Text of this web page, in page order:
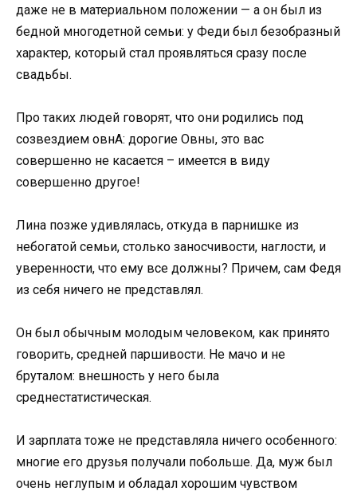
даже не в материальном положении — а он был из
бедной многодетной семьи: у Феди был безобразный
характер, который стал проявляться сразу после
свадьбы.
Про таких людей говорят, что они родились под
созвездием овнА: дорогие Овны, это вас
совершенно не касается – имеется в виду
совершенно другое!
Лина позже удивлялась, откуда в парнишке из
небогатой семьи, столько заносчивости, наглости, и
уверенности, что ему все должны? Причем, сам Федя
из себя ничего не представлял.
Он был обычным молодым человеком, как принято
говорить, средней паршивости. Не мачо и не
бруталом: внешность у него была
среднестатистическая.
И зарплата тоже не представляла ничего особенного:
многие его друзья получали побольше. Да, муж был
очень неглупым и обладал хорошим чувством